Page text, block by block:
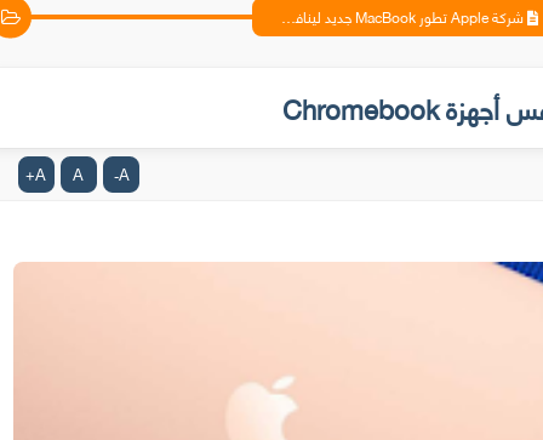
شركة Apple تطور MacBook جديد لينافس أجهزة Chromebook
A
-
A
A
+